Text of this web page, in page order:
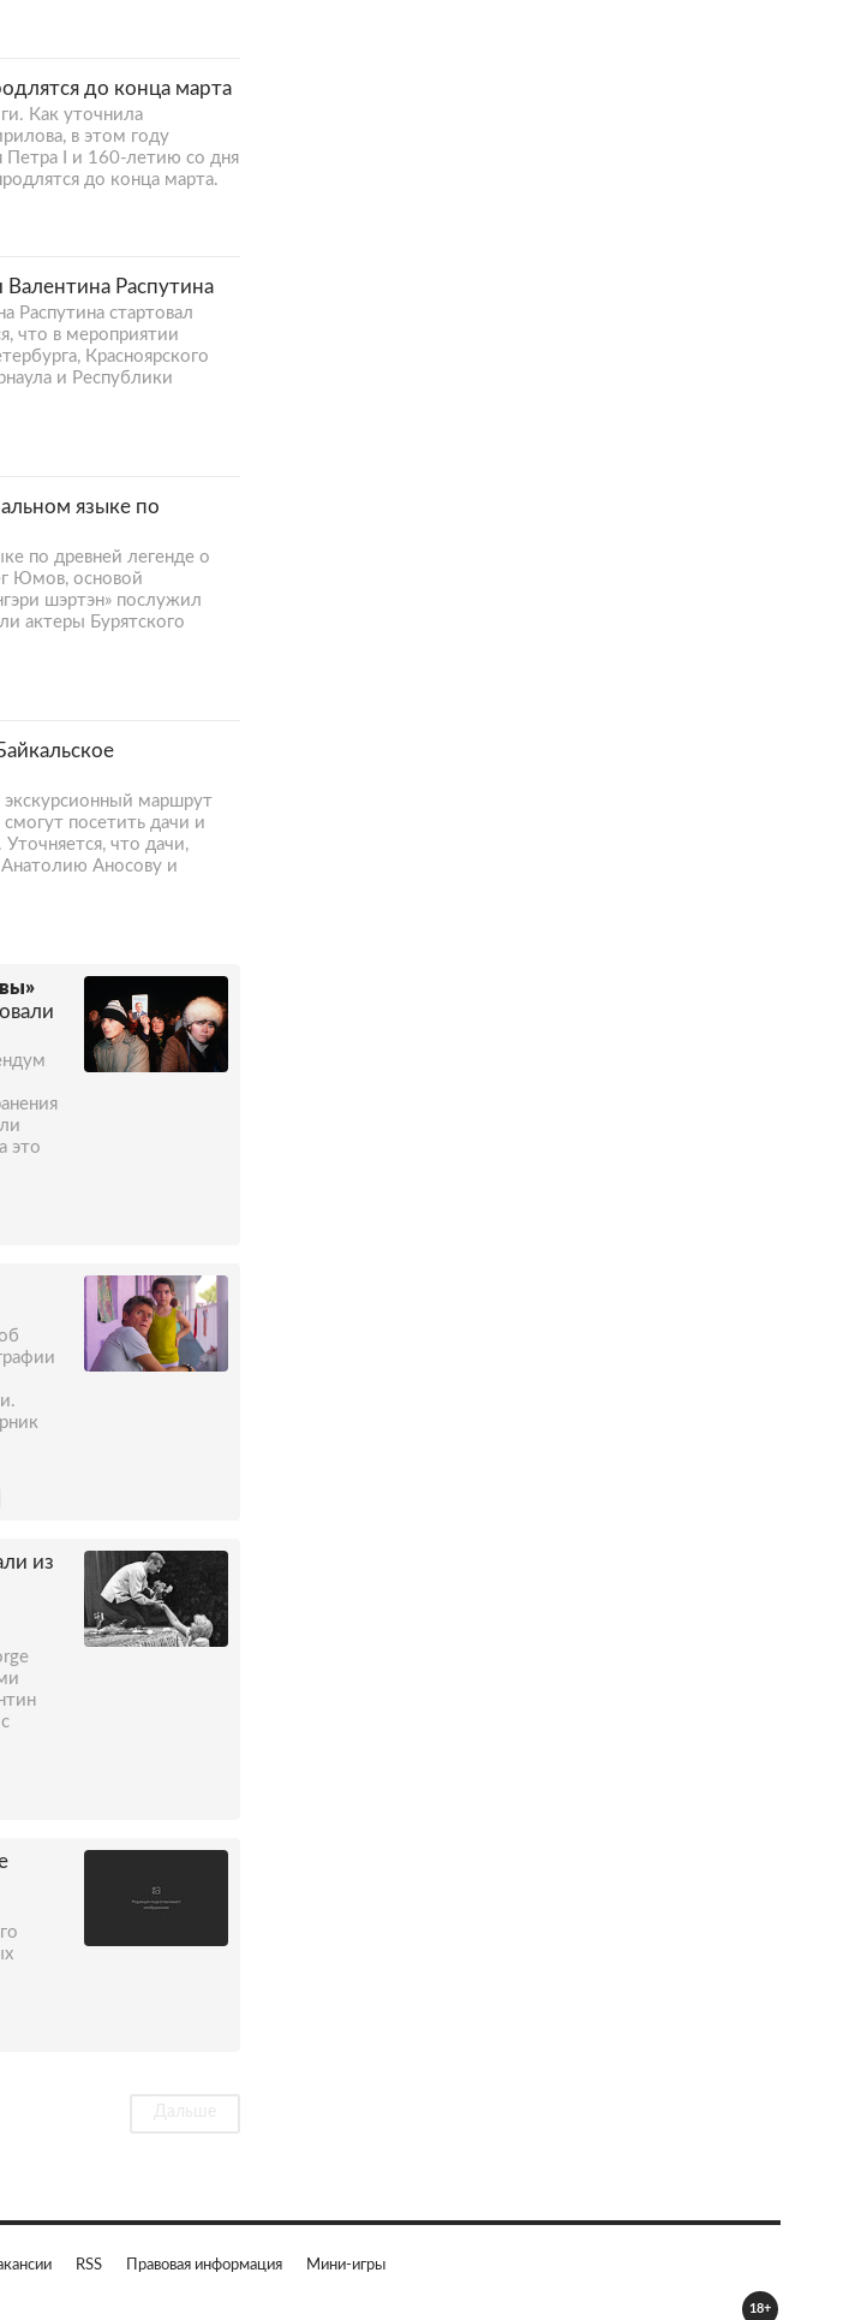
до конца марта
Как уточнила
в этом году
Петра I и 160-летию со дня
до конца марта.
Валентина Распутина
Распутина стартовал
что в мероприятии
Красноярского
и Республики
языке по
по древней легенде о
Юмов, основой
шэртэн» послужил
актеры Бурятского
экскурсионный маршрут
посетить дачи и
что дачи,
Аносову и
это
из
RSS Правовая информация Мини-игры
18+